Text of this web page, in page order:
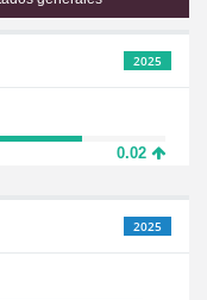
2025
0.02
2025